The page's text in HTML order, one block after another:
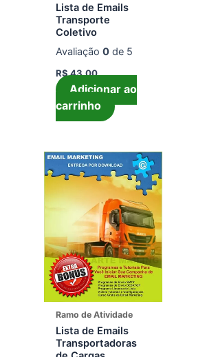
Lista de Emails
Transporte
Coletivo
Avaliação0 de 5
R$43,00
Adicionar ao
carrinho
Ramo de Atividade
Lista de Emails
Transportadoras